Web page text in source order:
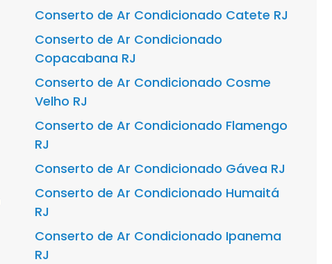
Conserto de Ar Condicionado Catete RJ
Conserto de Ar Condicionado
Copacabana RJ
Conserto de Ar Condicionado Cosme
Velho RJ
Conserto de Ar Condicionado Flamengo
RJ
Conserto de Ar Condicionado Gávea RJ
Conserto de Ar Condicionado Humaitá
RJ
Conserto de Ar Condicionado Ipanema
RJ